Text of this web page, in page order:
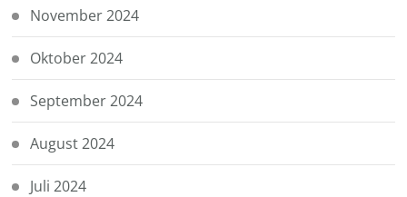
November 2024
Oktober 2024
September 2024
August 2024
Juli 2024